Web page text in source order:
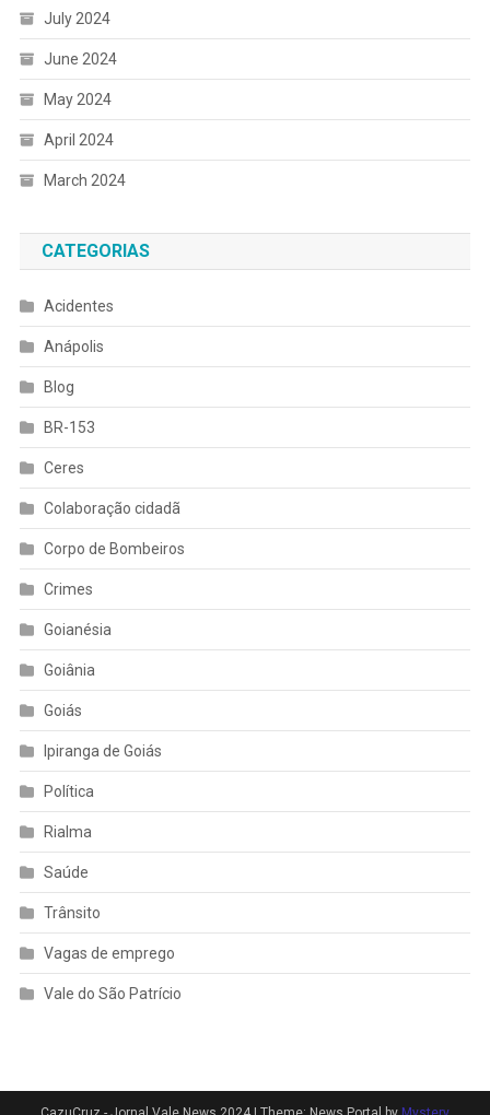
July 2024
June 2024
May 2024
April 2024
March 2024
CATEGORIAS
Acidentes
Anápolis
Blog
BR-153
Ceres
Colaboração cidadã
Corpo de Bombeiros
Crimes
Goianésia
Goiânia
Goiás
Ipiranga de Goiás
Política
Rialma
Saúde
Trânsito
Vagas de emprego
Vale do São Patrício